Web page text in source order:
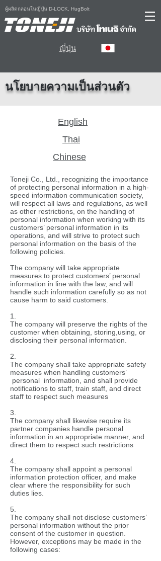
ผู้ผลิตกลอนในญี่ปุ่น D-LOCK, HugBolt
ญี่ปุ่น
นโยบายความเป็นส่วนตัว
English
Thai
Chinese
Toneji Co., Ltd., recognizing the importance
of protecting personal information in a high-
speed information communication society,
will respect all laws and regulations, as well
as other restrictions, on the handling of
personal information when working with its
customers’ personal information in its
operations, and will strive to protect such
personal information on the basis of the
following policies.
The company will take appropriate
measures to protect customers’ personal
information in line with the law, and will
handle such information carefully so as not
cause harm to said customers.
1.
The company will preserve the rights of the
customer when obtaining, storing,using, or
disclosing their personal information.
2.
The company shall take appropriate safety
measures when handling customers’
personal information, and shall provide
notifications to staff, train staff, and direct
staff to respect such measures
3.
The company shall likewise require its
partner companies handle personal
information in an appropriate manner, and
direct them to respect such restrictions
4.
The company shall appoint a personal
information protection officer, and make
clear where the responsibility for such
duties lies.
5.
The company shall not disclose customers’
personal information without the prior
consent of the customer in question.
However, exceptions may be made in the
following cases: